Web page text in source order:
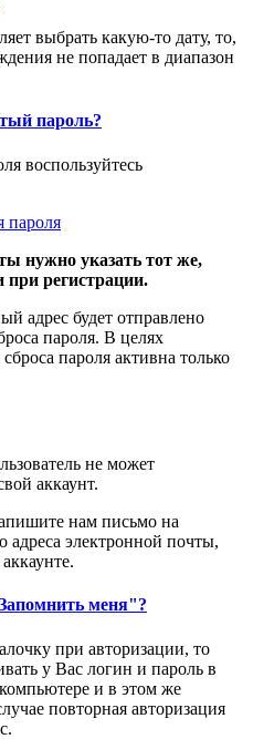
выбрать какую-то дату, то,
не попадает в диапазон
пароль?
воспользуйтесь
нужно указать тот же,
регистрации.
адрес будет отправлено
пароля. В целях
пароля активна только
не может
аккаунт.
нам письмо на
адреса электронной почты,
меня"?
при авторизации, то
у Вас логин и пароль в
и в этом же
повторная авторизация